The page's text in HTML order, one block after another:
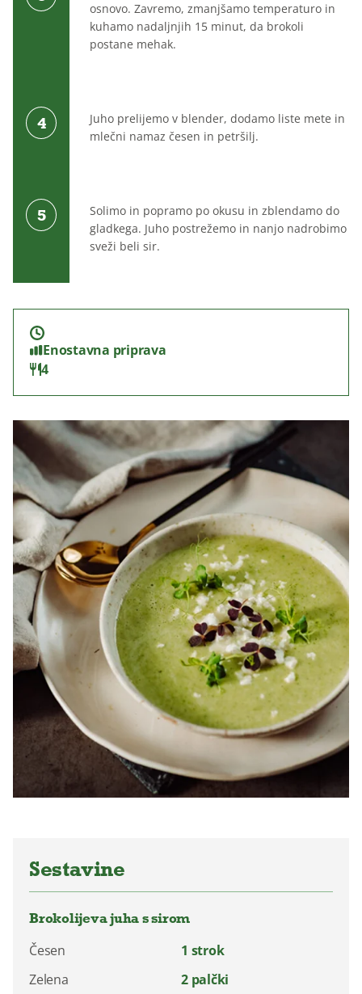
osnovo. Zavremo, zmanjšamo temperaturo in
kuhamo nadaljnjih 15 minut, da brokoli
postane mehak.
Juho prelijemo v blender, dodamo liste mete in
mlečni namaz česen in petršilj.
Solimo in popramo po okusu in zblendamo do
gladkega. Juho postrežemo in nanjo nadrobimo
sveži beli sir.
Enostavna priprava
4
Sestavine
Brokolijeva juha s sirom
Česen
1 strok
Zelena
2 palčki